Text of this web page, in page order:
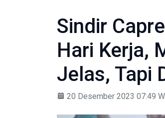
Sindir
Hari Kerja,
Jelas, Tapi
20 Desember 2023 07:49